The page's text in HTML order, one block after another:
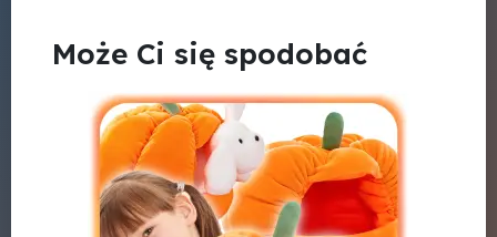
Może Ci się spodobać